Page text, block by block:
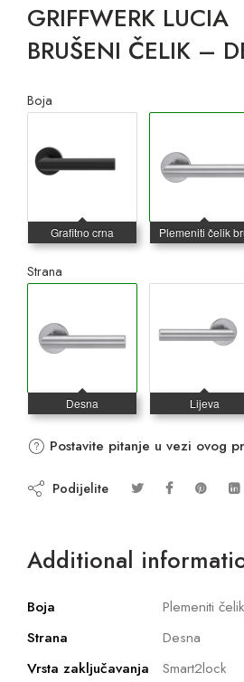
GRIFFWERK LUCIA
BRUŠENI ČELIK –
Boja
Strana
Postavite pitanje u vezi ovog
Podijelite
Additional
Boja
Plemeniti
Strana
Desna
Vrsta zaključavanja
Smart2lock